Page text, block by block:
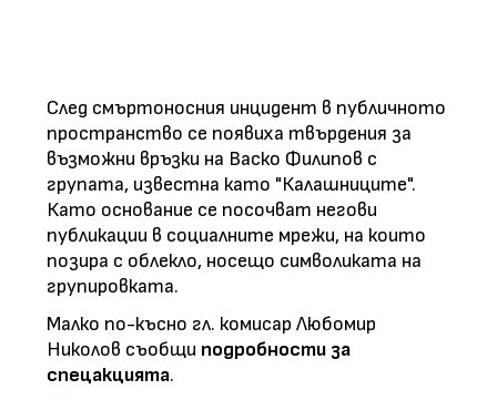
След смъртоносния инцидент в публичното
пространство се появиха твърдения за
възможни връзки на Васко Филипов с
групата, известна като "Калашниците".
Като основание се посочват негови
публикации в социалните мрежи, на които
позира с облекло, носещо символиката на
групировката.
Малко по-късно гл. комисар Любомир
Николов съобщи подробности за
спецакцията.